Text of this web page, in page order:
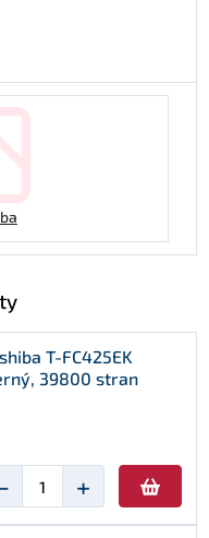
T-FC425EK
39800 stran
+